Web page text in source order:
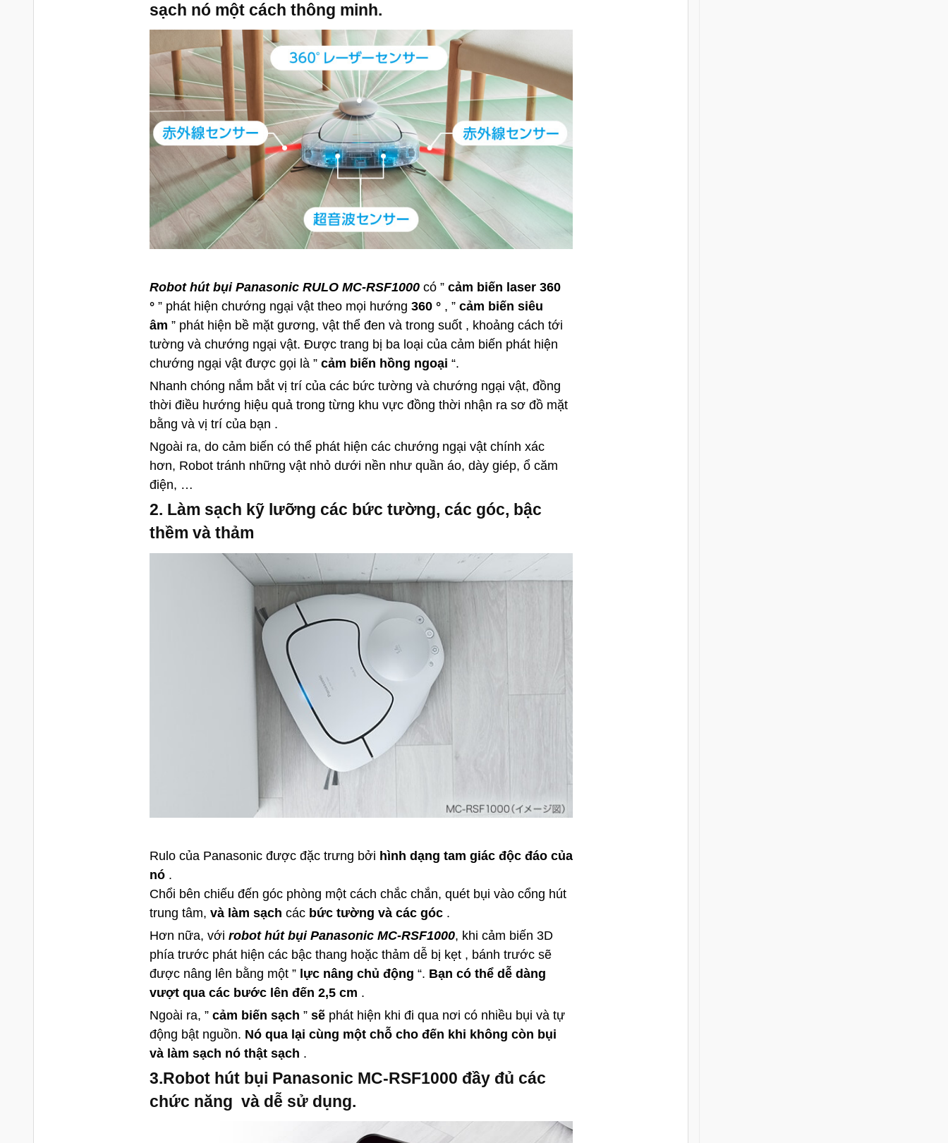
sạch nó một cách thông minh.
Robot hút bụi Panasonic RULO MC-RSF1000 có ” cảm biến laser 360
°” phát hiện chướng ngại vật theo mọi hướng 360 °, ” cảm biến siêu
âm ” phát hiện bề mặt gương, vật thể đen và trong suốt , khoảng cách tới
tường và chướng ngại vật. Được trang bị ba loại của cảm biến phát hiện
chướng ngại vật được gọi là ” cảm biến hồng ngoại “.
Nhanh chóng nắm bắt vị trí của các bức tường và chướng ngại vật, đồng
thời điều hướng hiệu quả trong từng khu vực đồng thời nhận ra sơ đồ mặt
bằng và vị trí của bạn .
Ngoài ra, do cảm biến có thể phát hiện các chướng ngại vật chính xác
hơn, Robot tránh những vật nhỏ dưới nền như quần áo, dày giép, ổ căm
điện, …
2. Làm sạch kỹ lưỡng các bức tường, các góc, bậc
thềm và thảm
Rulo của Panasonic được đặc trưng bởi hình dạng tam giác độc đáo của
nó.
Chổi bên chiếu đến góc phòng một cách chắc chắn, quét bụi vào cổng hút
trung tâm, và làm sạch các bức tường và các góc.
Hơn nữa, với robot hút bụi Panasonic MC-RSF1000, khi cảm biến 3D
phía trước phát hiện các bậc thang hoặc thảm dễ bị kẹt , bánh trước sẽ
được nâng lên bằng một ” lực nâng chủ động “. Bạn có thể dễ dàng
vượt qua các bước lên đến 2,5 cm .
Ngoài ra, ” cảm biến sạch ” sẽphát hiện khi đi qua nơi có nhiều bụi và tự
động bật nguồn. Nó qua lại cùng một chỗ cho đến khi không còn bụi
và làm sạch nó thật sạch .
3.Robot hút bụi Panasonic MC-RSF1000 đầy đủ các
chức năng và dễ sử dụng.